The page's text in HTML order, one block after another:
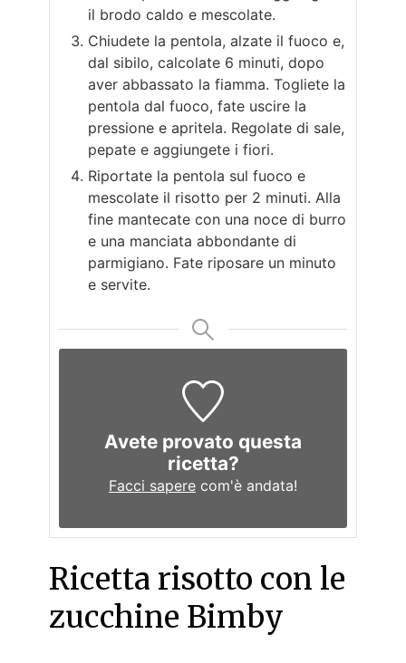
il brodo caldo e mescolate.
Chiudete la pentola, alzate il fuoco e,
dal sibilo, calcolate 6 minuti, dopo
aver abbassato la fiamma. Togliete la
pentola dal fuoco, fate uscire la
pressione e apritela. Regolate di sale,
pepate e aggiungete i fiori.
Riportate la pentola sul fuoco e
mescolate il risotto per 2 minuti. Alla
fine mantecate con una noce di burro
e una manciata abbondante di
parmigiano. Fate riposare un minuto
e servite.
Avete provato questa
ricetta?
Facci sapere com'è andata!
Ricetta risotto con le
zucchine Bimby